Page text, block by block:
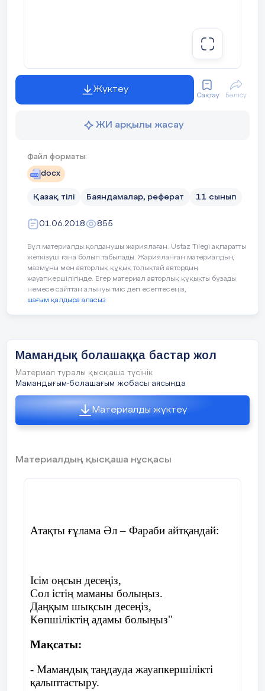
Жүктеу
Сақтау Бөлісу
ЖИ арқылы жасау
Файл форматы:
docx
Қазақ тілі Баяндамалар, реферат 11 сынып
01.06.2018 855
Бұл материалды қолданушы жариялаған. Ustaz Tilegi ақпаратты
жеткізуші ғана болып табылады. Жарияланған материалдың
мазмұны мен авторлық құқық толықтай автордың
жауапкершілігінде. Егер материал авторлық құқықты бұзады
немесе сайттан алынуы тиіс деп есептесеңіз,
шағым қалдыра аласыз
Мамандық болашаққа бастар жол
Материал туралы қысқаша түсінік
Мамандығым-болашағым жобасы аясында
Материалды жүктеу
Материалдың қысқаша нұсқасы
Атақты ғұлама Әл – Фараби айтқандай:
Ісім оңсын десеңіз,
Сол істің маманы болыңыз.
Даңқым шықсын десеңіз,
Көпшіліктің адамы болыңыз"
Мақсаты:
- Мамандық таңдауда жауапкершілікті
қалыптастыру.